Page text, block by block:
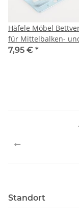
Häfele Möbel
für Mittelbalken-
Lattenrostauflage
7,95 € *
Standort